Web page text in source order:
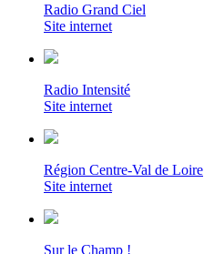
Radio Grand Ciel
Site internet
Radio Intensité
Site internet
Région Centre-Val de Loire
Site internet
Sur le Champ !